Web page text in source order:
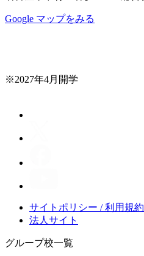
Google マップをみる
※2027年4月開学
サイトポリシー / 利用規約
法人サイト
グループ校一覧